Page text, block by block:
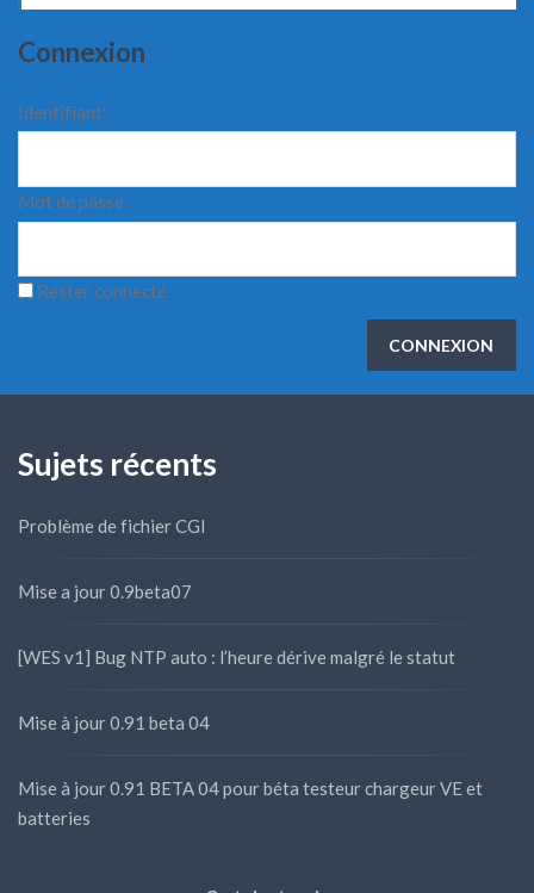
Connexion
Identifiant:
Mot de passe:
Rester connecté
CONNEXION
Sujets récents
Problème de fichier CGI
Mise a jour 0.9beta07
[WES v1] Bug NTP auto : l’heure dérive malgré le statut
Mise à jour 0.91 beta 04
Mise à jour 0.91 BETA 04 pour béta testeur chargeur VE et
batteries